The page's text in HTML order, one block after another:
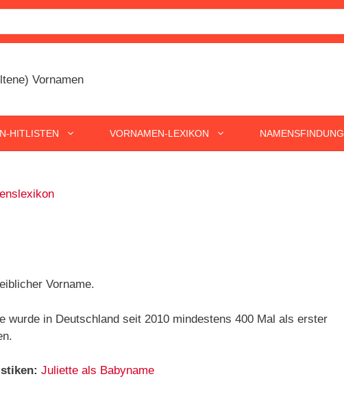
HITLISTEN VORNAMEN-LEXIKON NAMENSFINDUNG
Vorname.
wurde in Deutschland seit 2010 mindestens 400 Mal als erster
Juliette als Babyname